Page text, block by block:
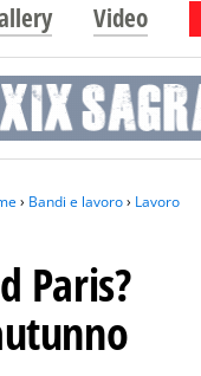
Video
› Bandi e lavoro› Lavoro
Paris?